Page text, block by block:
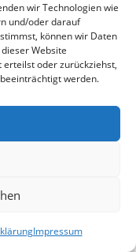
wir Technologien wie
und/oder darauf
können wir Daten
Website
oder zurückziehst,
werden.
Impressum
Steiner, aus der
war innerhalb von
Steiner vermutlich